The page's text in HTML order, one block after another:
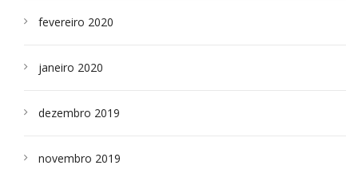
fevereiro 2020
janeiro 2020
dezembro 2019
novembro 2019